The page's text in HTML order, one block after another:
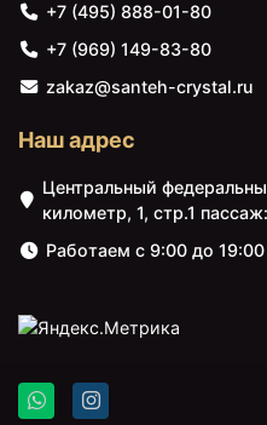
электрический
1070х500 ТЭН левый
Secado Понтида Плюс
4603777457785
45540 ₽
электрический
1070х600 ТЭН левый
+7 (495) 888-01-80
+7 (969) 149-83-80
zakaz@santeh-crystal.ru
Наш адрес
Центральный
километр, 1, стр.1
Работаем с 9:00 до 19:00